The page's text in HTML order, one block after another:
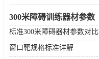
300米障碍训练器材参数
标准300米障碍器材参数对比
窗口靶规格标准详解